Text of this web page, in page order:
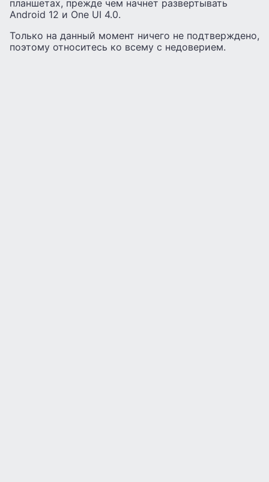
планшетах, прежде чем начнет развертывать
Android 12 и One UI 4.0.
Только на данный момент ничего не подтверждено,
поэтому относитесь ко всему с недоверием.